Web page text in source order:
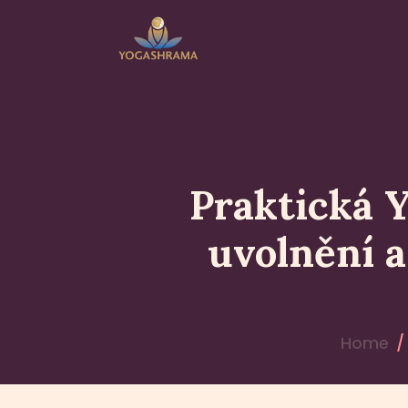
Praktická
uvolnění
Home
Yogashrama – jediný Náthský ašrám v České